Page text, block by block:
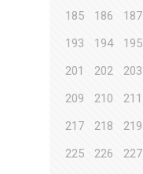
185
186 187
193
194 195
201
202 203
209
210 211
217
218 219
225
226 227